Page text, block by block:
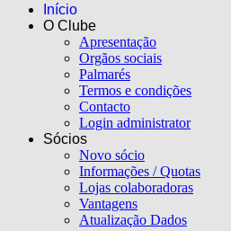
Início
O Clube
Apresentação
Orgãos sociais
Palmarés
Termos e condições
Contacto
Login administrator
Sócios
Novo sócio
Informações / Quotas
Lojas colaboradoras
Vantagens
Atualização Dados